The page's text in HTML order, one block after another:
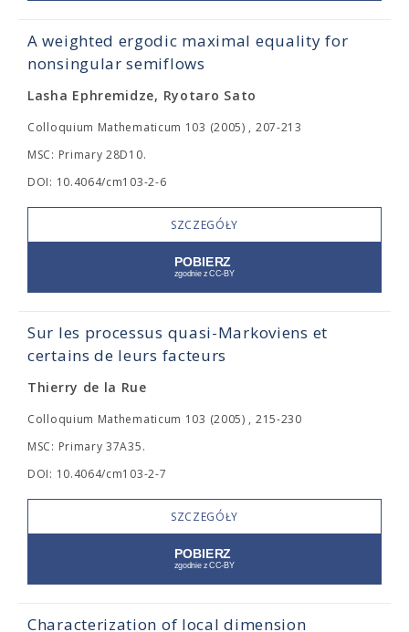
A weighted ergodic maximal equality for
nonsingular semiflows
Lasha Ephremidze, Ryotaro Sato
Colloquium Mathematicum 103 (2005) , 207-213
MSC: Primary 28D10.
DOI: 10.4064/cm103-2-6
SZCZEGÓŁY
Sur les processus quasi-Markoviens et
certains de leurs facteurs
Thierry de la Rue
Colloquium Mathematicum 103 (2005) , 215-230
MSC: Primary 37A35.
DOI: 10.4064/cm103-2-7
SZCZEGÓŁY
Characterization of local dimension